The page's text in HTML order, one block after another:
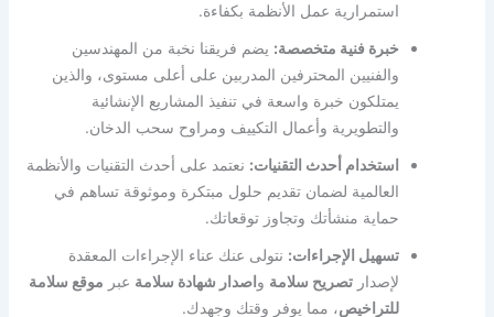
استمرارية عمل الأنظمة بكفاءة.
خبرة فنية متخصصة: يضم فريقنا نخبة من المهندسين
والفنيين المحترفين المدربين على أعلى مستوى، والذين
يمتلكون خبرة واسعة في تنفيذ المشاريع الإنشائية
والتطويرية وأعمال التكييف ومراوح سحب الدخان.
استخدام أحدث التقنيات: نعتمد على أحدث التقنيات والأنظمة
العالمية لضمان تقديم حلول مبتكرة وموثوقة تساهم في
حماية منشأتك وتجاوز توقعاتك.
تسهيل الإجراءات: نتولى عنك عناء الإجراءات المعقدة
لإصدارتصريح سلامة واصدار شهادة سلامة عبر موقع سلامة
للتراخيص، مما يوفر وقتك وجهدك.